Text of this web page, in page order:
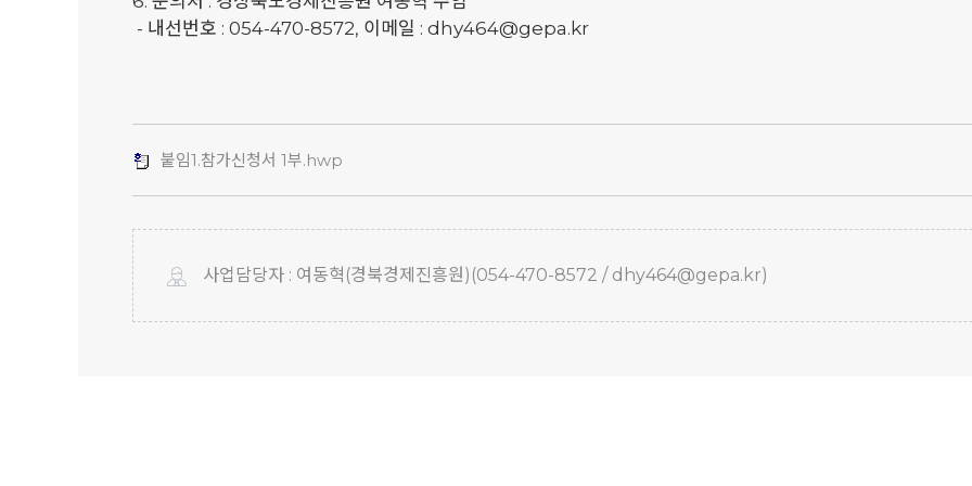
- 내선번호 : 054-470-8572, 이메일 : dhy464@gepa.kr
붙임1.참가신청서 1부.hwp
사업담당자 : 여동혁(경북경제진흥원)(054-470-8572 / dhy464@gepa.kr)